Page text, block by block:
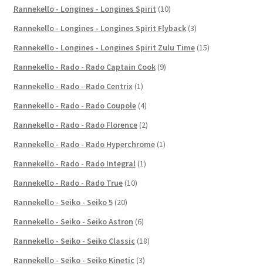
Rannekello - Longines - Longines Spirit (10)
Rannekello - Longines - Longines Spirit Flyback (3)
Rannekello - Longines - Longines Spirit Zulu Time (15)
Rannekello - Rado - Rado Captain Cook (9)
Rannekello - Rado - Rado Centrix (1)
Rannekello - Rado - Rado Coupole (4)
Rannekello - Rado - Rado Florence (2)
Rannekello - Rado - Rado Hyperchrome (1)
Rannekello - Rado - Rado Integral (1)
Rannekello - Rado - Rado True (10)
Rannekello - Seiko - Seiko 5 (20)
Rannekello - Seiko - Seiko Astron (6)
Rannekello - Seiko - Seiko Classic (18)
Rannekello - Seiko - Seiko Kinetic (3)